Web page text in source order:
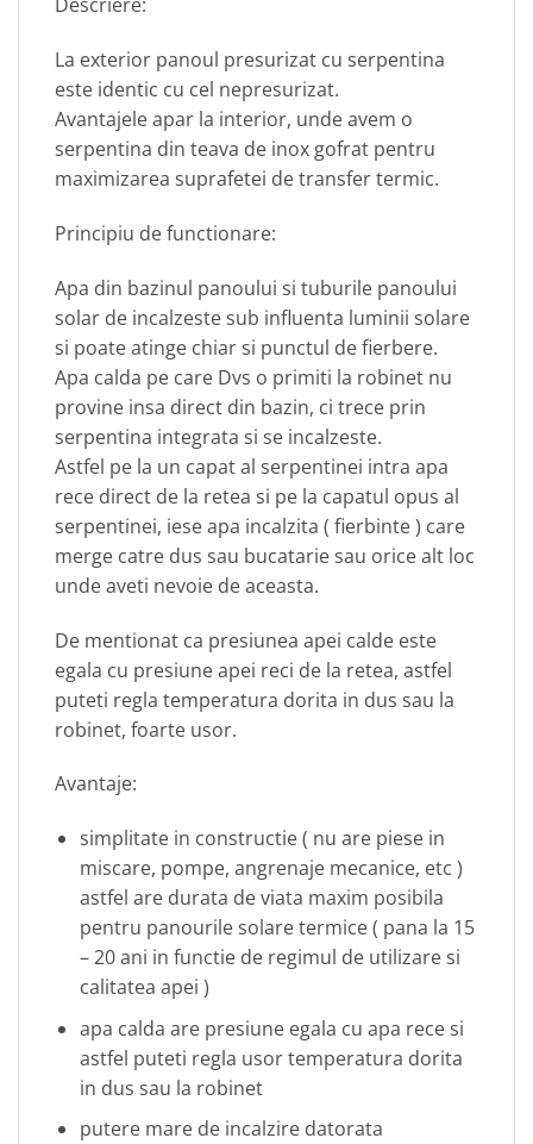
Descriere:
La exterior panoul presurizat cu serpentina
este identic cu cel nepresurizat.
Avantajele apar la interior, unde avem o
serpentina din teava de inox gofrat pentru
maximizarea suprafetei de transfer termic.
Principiu de functionare:
Apa din bazinul panoului si tuburile panoului
solar de incalzeste sub influenta luminii solare
si poate atinge chiar si punctul de fierbere.
Apa calda pe care Dvs o primiti la robinet nu
provine insa direct din bazin, ci trece prin
serpentina integrata si se incalzeste.
Astfel pe la un capat al serpentinei intra apa
rece direct de la retea si pe la capatul opus al
serpentinei, iese apa incalzita ( fierbinte ) care
merge catre dus sau bucatarie sau orice alt loc
unde aveti nevoie de aceasta.
De mentionat ca presiunea apei calde este
egala cu presiune apei reci de la retea, astfel
puteti regla temperatura dorita in dus sau la
robinet, foarte usor.
Avantaje:
simplitate in constructie ( nu are piese in
miscare, pompe, angrenaje mecanice, etc )
astfel are durata de viata maxim posibila
pentru panourile solare termice ( pana la 15
– 20 ani in functie de regimul de utilizare si
calitatea apei )
apa calda are presiune egala cu apa rece si
astfel puteti regla usor temperatura dorita
in dus sau la robinet
putere mare de incalzire datorata